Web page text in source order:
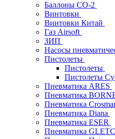
Баллоны СО-2
Винтовки
Винтовки Китай
Газ Airsoft
ЗИП
Насосы
Пистолеты
Пистолеты
Пистолеты
Пневматика ARES
Пневматика
Пневматика
Пневматика Diana
Пневматика ESER
Пневматика